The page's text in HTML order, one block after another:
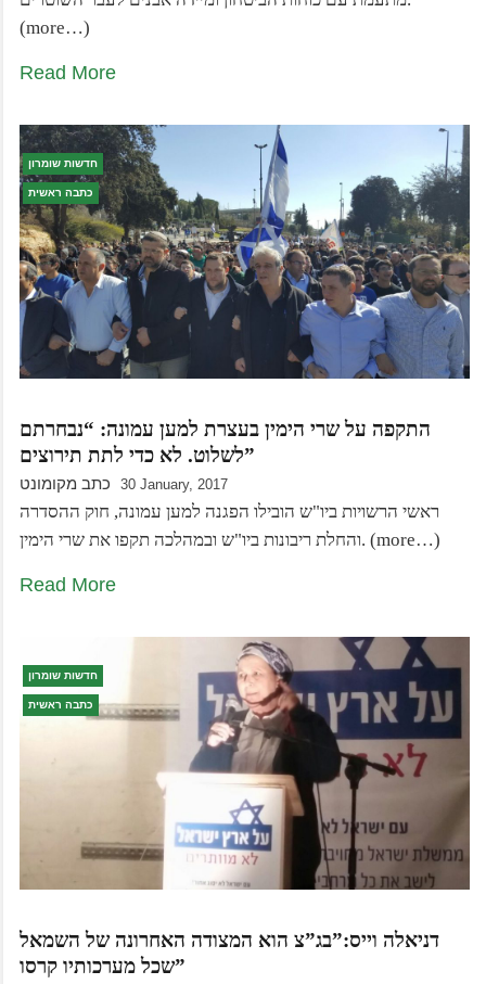
(more…)
Read More
חדשות שומרון
כתבה ראשית
התקפה על שרי הימין בעצרת למען עמונה: “נבחרתם
לשלוט. לא כדי לתת תירוצים”
כתב מקומונט 30 January, 2017
ראשי הרשויות ביו"ש הובילו הפגנה למען עמונה, חוק ההסדרה
והחלת ריבונות ביו"ש ובמהלכה תקפו את שרי הימין. (more…)
Read More
חדשות שומרון
כתבה ראשית
דניאלה וייס:”בג”צ הוא המצודה האחרונה של השמאל
שכל מערכותיו קרסו”